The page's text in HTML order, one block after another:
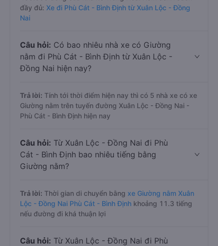
đầy đủ: Xe đi Phù Cát - Bình Định từ Xuân Lộc - Đồng
Nai
Câu hỏi: Có bao nhiêu nhà xe có Giường
nằm đi Phù Cát - Bình Định từ Xuân Lộc -
Đồng Nai hiện nay?
Trả lời: Tính tới thời điểm hiện nay thì có 5 nhà xe có xe
Giường nằm trên tuyến đường Xuân Lộc - Đồng Nai -
Phù Cát - Bình Định hiện nay
Câu hỏi: Từ Xuân Lộc - Đồng Nai đi Phù
Cát - Bình Định bao nhiêu tiếng bằng
Giường nằm?
Trả lời: Thời gian di chuyển bằng xe Giường nằm Xuân
Lộc - Đồng Nai Phù Cát - Bình Định khoảng 11.3 tiếng
nếu đường đi khá thuận lợi
Câu hỏi: Từ Xuân Lộc - Đồng Nai đi Phù